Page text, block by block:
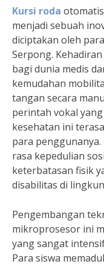
Kursi roda
menjadi sebuah
diciptakan oleh
Serpong.
bagi dunia medis
kemudahan
tangan secara
perintah vokal
kesehatan ini
para
rasa kepedulian
keterbatasan fisik
disabilitas di
Pengembangan
mikroprosesor ini
yang sangat
Para siswa